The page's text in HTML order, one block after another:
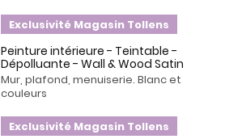
Exclusivité Magasin Tollens
Peinture intérieure - Teintable -
Dépolluante - Wall & Wood Satin
Mur, plafond, menuiserie. Blanc et
couleurs
Exclusivité Magasin Tollens